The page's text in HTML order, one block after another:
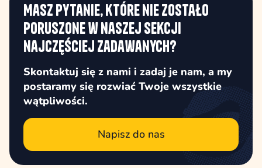
Masz pytanie, które nie zostało
poruszone w naszej sekcji
najczęściej zadawanych?
Skontaktuj się z nami i zadaj je nam, a my
postaramy się rozwiać Twoje wszystkie
wątpliwości.
Napisz do nas